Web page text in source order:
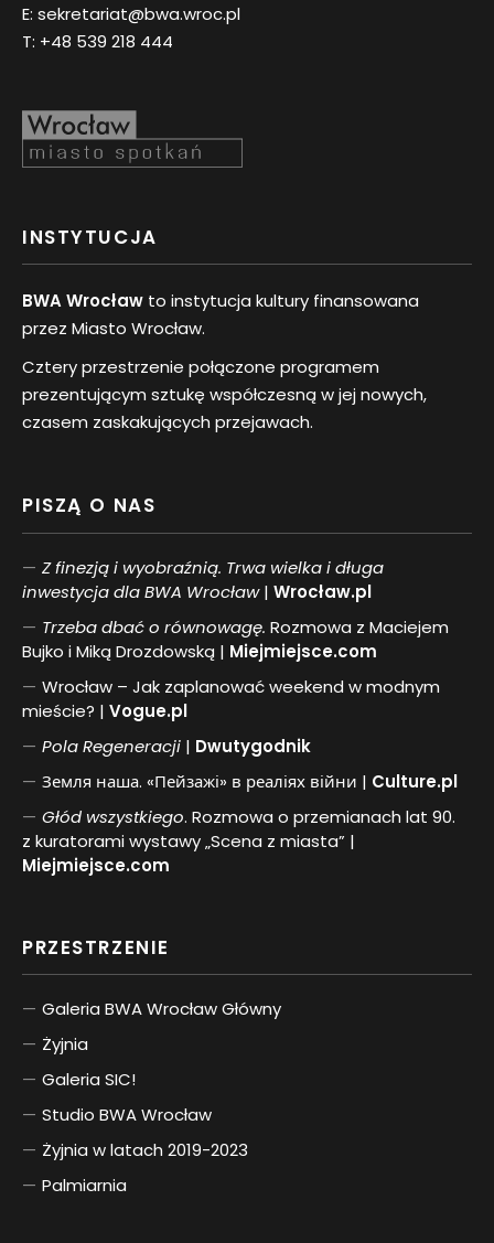
E: sekretariat@bwa.wroc.pl
T: +48 539 218 444
INSTYTUCJA
BWA Wrocław to instytucja kultury finansowana
przez Miasto Wrocław.
Cztery przestrzenie połączone programem
prezentującym sztukę współczesną w jej nowych,
czasem zaskakujących przejawach.
PISZĄ O NAS
Z finezją i wyobraźnią. Trwa wielka i długa
inwestycja dla BWA Wrocław| Wrocław.pl
Trzeba dbać o równowagę. Rozmowa z Maciejem
Bujko i Miką Drozdowską | Miejmiejsce.com
Wrocław – Jak zaplanować weekend w modnym
mieście? | Vogue.pl
PolaRegeneracji | Dwutygodnik
Земля наша. «Пейзажі» в реаліях війни | Culture.pl
Głód wszystkiego. Rozmowa o przemianach lat 90.
z kuratorami wystawy „Scena z miasta” |
Miejmiejsce.com
PRZESTRZENIE
Galeria BWA Wrocław Główny
Żyjnia
Galeria SIC!
Studio BWA Wrocław
Żyjnia w latach 2019-2023
Palmiarnia